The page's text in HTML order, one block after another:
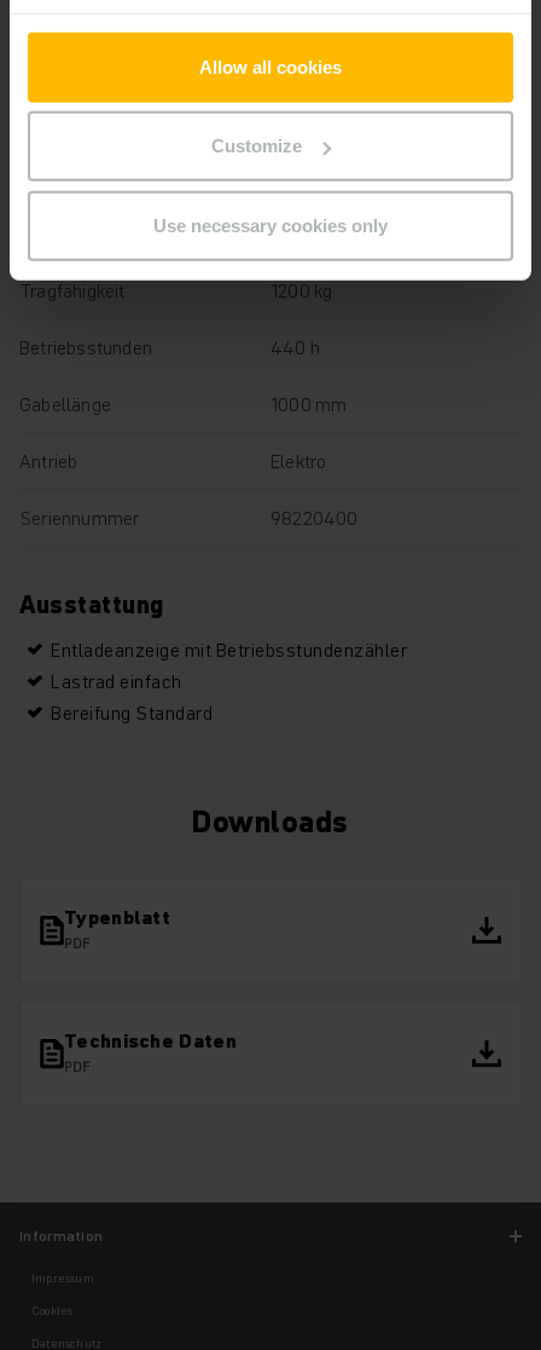
Allow all cookies
Customize
Use necessary cookies only
Technische Daten
Batterie Lithium-Ionen, 24 V / 40 Ah
Batterie Baujahr 2024
2018
Tragfähigkeit 1200 kg
Betriebsstunden 440 h
Gabellänge 1000 mm
Antrieb Elektro
Seriennummer 98220400
Ausstattung
Entladeanzeige mit Betriebsstundenzähler
Lastrad einfach
Bereifung Standard
Downloads
Typenblatt
PDF
Technische Daten
PDF
Information
Impressum
Cookies
Datenschutz